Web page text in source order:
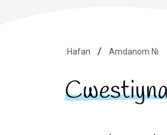
Hafan Amdanom Ni